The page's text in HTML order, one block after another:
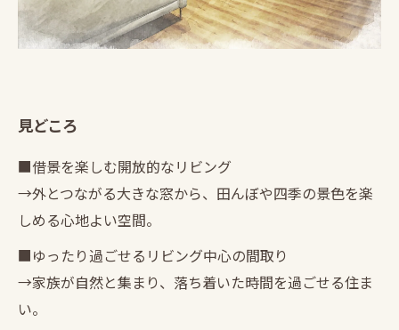
見どころ
■借景を楽しむ開放的なリビング
→外とつながる大きな窓から、田んぼや四季の景色を楽
しめる心地よい空間。
■ゆったり過ごせるリビング中心の間取り
→家族が自然と集まり、落ち着いた時間を過ごせる住ま
い。